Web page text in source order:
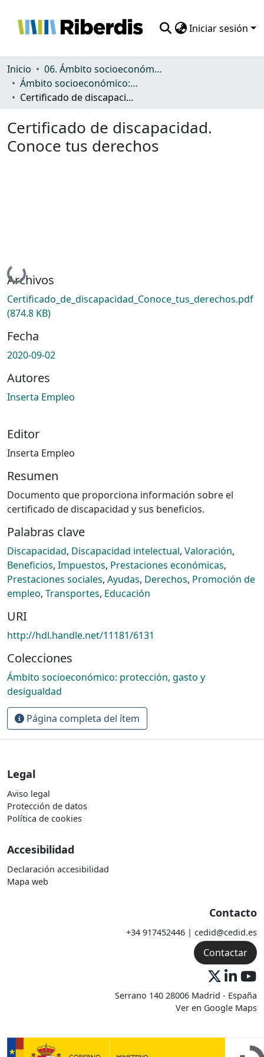
Iniciar sesión
Comunidades
Todo DSpace
Inicio
06. Ámbito socioeconómico: protección, gasto y desigualdad
Ámbito socioeconómico: protección, gasto y desigualdad
Certificado de discapacidad. Conoce tus derechos
Certificado de discapacidad.
Conoce tus derechos
Cargando...
Archivos
Certificado_de_discapacidad_Conoce_tus_derechos.pdf
(874.8 KB)
Fecha
2020-09-02
Autores
Inserta Empleo
Editor
Inserta Empleo
Resumen
Documento que proporciona información sobre el
certificado de discapacidad y sus beneficios.
Palabras clave
Discapacidad, Discapacidad intelectual, Valoración,
Beneficios, Impuestos, Prestaciones económicas,
Prestaciones sociales, Ayudas, Derechos, Promoción de
empleo, Transportes, Educación
URI
http://hdl.handle.net/11181/6131
Colecciones
Ámbito socioeconómico: protección, gasto y
desigualdad
Página completa del ítem
Legal
Aviso legal
Protección de datos
Política de cookies
Accesibilidad
Declaración accesibilidad
Mapa web
Contacto
+34 917452446 | cedid@cedid.es
Contactar
Serrano 140 28006 Madrid - España
Ver en Google Maps